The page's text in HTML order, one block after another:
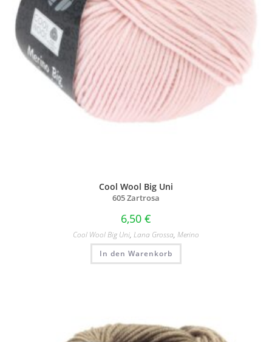
Cool Wool Big Uni
605 Zartrosa
6,50 €
Cool Wool Big Uni, Lana Grossa, Merino
In den Warenkorb